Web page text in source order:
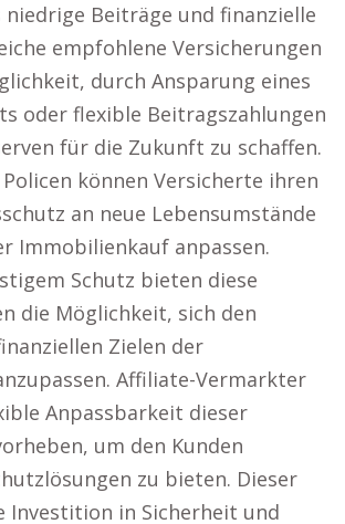
Beiträge und finanzielle
empfohlene Versicherungen
durch Ansparung eines
oder flexible Beitragszahlungen
für die Zukunft zu schaffen.
können Versicherte ihren
an neue Lebensumstände
Immobilienkauf anpassen.
Schutz bieten diese
die Möglichkeit, sich den
Zielen der
Affiliate-Vermarkter
Anpassbarkeit dieser
um den Kunden
zu bieten. Dieser
Investition in Sicherheit und